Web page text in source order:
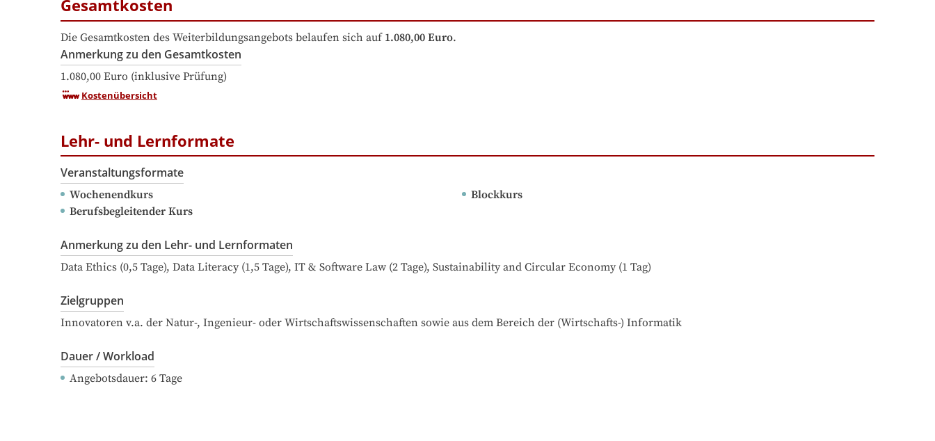
Gesamtkosten
Die Gesamtkosten des Weiterbildungsangebots belaufen sich auf 1.080,00 Euro.
Anmerkung zu den Gesamtkosten
1.080,00 Euro (inklusive Prüfung)
Kostenübersicht
Lehr- und Lernformate
Veranstaltungsformate
Wochenendkurs
Blockkurs
Berufsbegleitender Kurs
Anmerkung zu den Lehr- und Lernformaten
Data Ethics (0,5 Tage), Data Literacy (1,5 Tage), IT & Software Law (2 Tage), Sustainability and Circular Economy (1 Tag)
Zielgruppen
Innovatoren v.a. der Natur-, Ingenieur- oder Wirtschaftswissenschaften sowie aus dem Bereich der (Wirtschafts-) Informatik
Dauer / Workload
Angebotsdauer: 6 Tage